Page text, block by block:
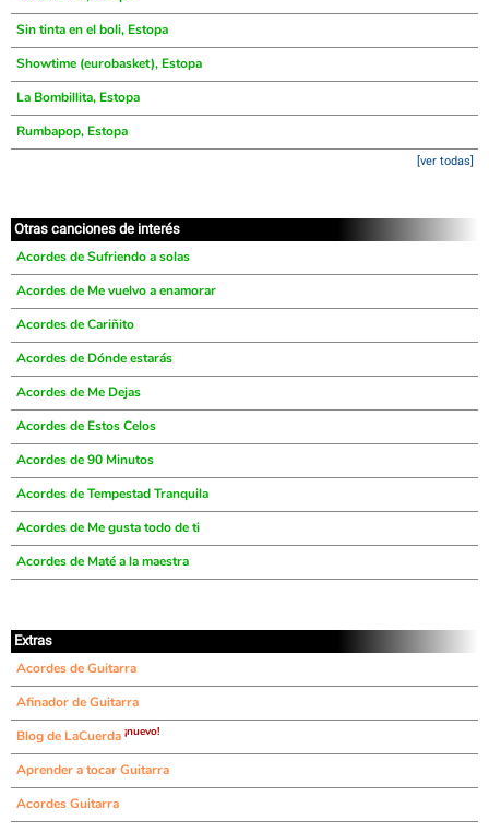
Sin tinta en el boli, Estopa
Showtime (eurobasket), Estopa
La Bombillita, Estopa
Rumbapop, Estopa
[ver todas]
Otras canciones de interés
Acordes de Sufriendo a solas
Acordes de Me vuelvo a enamorar
Acordes de Cariñito
Acordes de Dónde estarás
Acordes de Me Dejas
Acordes de Estos Celos
Acordes de 90 Minutos
Acordes de Tempestad Tranquila
Acordes de Me gusta todo de ti
Acordes de Maté a la maestra
Extras
Acordes de Guitarra
Afinador de Guitarra
Blog de LaCuerda ¡nuevo!
Aprender a tocar Guitarra
Acordes Guitarra